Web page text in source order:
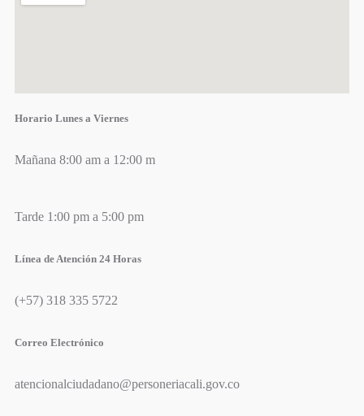
Horario Lunes a Viernes
Mañana 8:00 am a 12:00 m
Tarde 1:00 pm a 5:00 pm
Línea de Atención 24 Horas
(+57) 318 335 5722
Correo Electrónico
atencionalciudadano@personeriacali.gov.co